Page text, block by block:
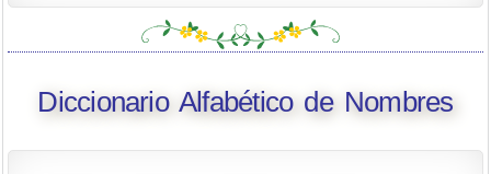
Diccionario Alfabético de Nombres